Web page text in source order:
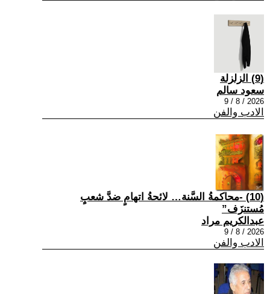
(9) الزلزلة
سعود سالم
2026 / 8 / 9
الادب والفن
(10) -محاكمةُ السَّنة… لائحةُ اتهامٍ ضدَّ شعبٍ
مُستنزَف”
عبدالكريم مراد
2026 / 8 / 9
الادب والفن